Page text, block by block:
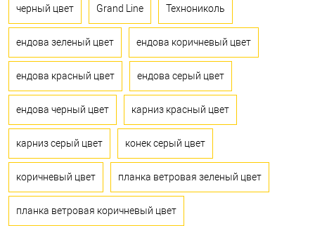
черный цвет Grand Line Технониколь
ендова зеленый цвет ендова коричневый цвет
ендова красный цвет ендова серый цвет
ендова черный цвет карниз красный цвет
карниз серый цвет конек серый цвет
коричневый цвет планка ветровая зеленый цвет
планка ветровая коричневый цвет